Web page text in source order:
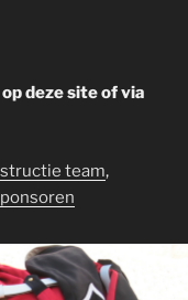
deze site of via
team,